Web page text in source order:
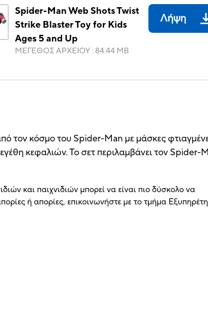
Spider-Man Web Shots Twist
Strike Blaster Toy for Kids
Ages 5 and Up
ΜΕΓΕΘΟΣ ΑΡΧΕΙΟΥ : 84.44 MB
Λήψη
τον κόσμο του Spider-Man με μάσκες
κεφαλιών. Το σετ περιλαμβάνει τον Spider-
και παιχνιδιών μπορεί να είναι πιο δύσκολο να
ή απορίες, επικοινωνήστε με το τμήμα